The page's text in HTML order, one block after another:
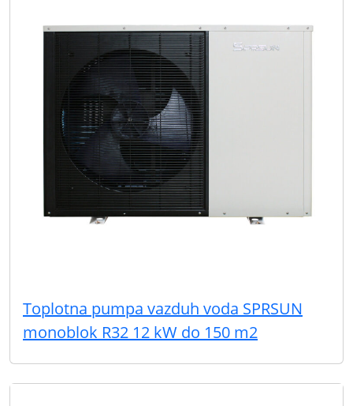
Toplotna pumpa vazduh voda SPRSUN
monoblok R32 12 kW do 150 m2